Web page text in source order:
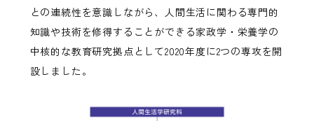
との連続性を意識しながら、人間生活に関わる専門的
知識や技術を修得することができる家政学・栄養学の
中核的な教育研究拠点として2020年度に2つの専攻を開
設しました。